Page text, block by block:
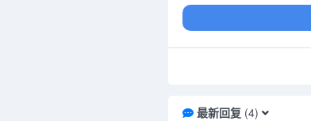
最新回复(4)